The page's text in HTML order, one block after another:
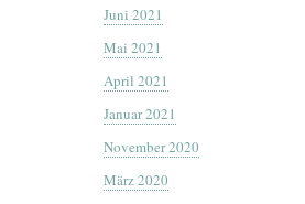
Juni 2021
Mai 2021
April 2021
Januar 2021
November 2020
März 2020